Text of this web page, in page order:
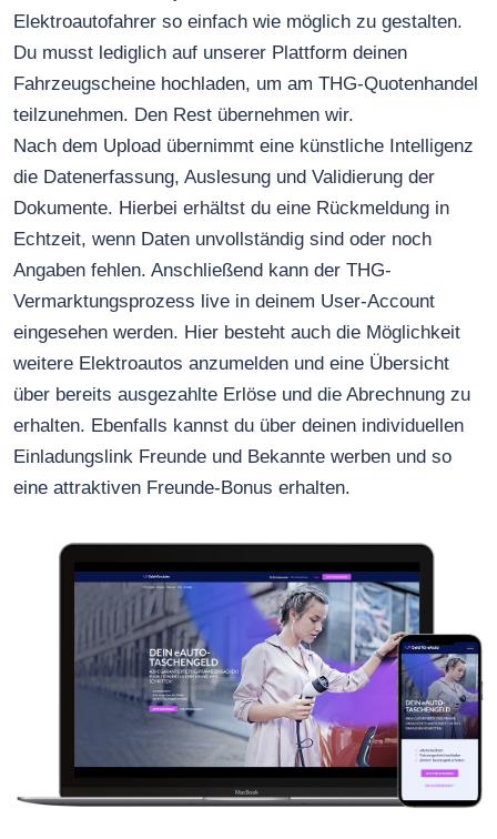
Elektroautofahrer so einfach wie möglich zu gestalten.
Du musst lediglich auf unserer Plattform deinen
Fahrzeugscheine hochladen, um am THG-Quotenhandel
teilzunehmen. Den Rest übernehmen wir.
Nach dem Upload übernimmt eine künstliche Intelligenz
die Datenerfassung, Auslesung und Validierung der
Dokumente. Hierbei erhältst du eine Rückmeldung in
Echtzeit, wenn Daten unvollständig sind oder noch
Angaben fehlen. Anschließend kann der THG-
Vermarktungsprozess live in deinem User-Account
eingesehen werden. Hier besteht auch die Möglichkeit
weitere Elektroautos anzumelden und eine Übersicht
über bereits ausgezahlte Erlöse und die Abrechnung zu
erhalten. Ebenfalls kannst du über deinen individuellen
Einladungslink Freunde und Bekannte werben und so
eine attraktiven Freunde-Bonus erhalten.